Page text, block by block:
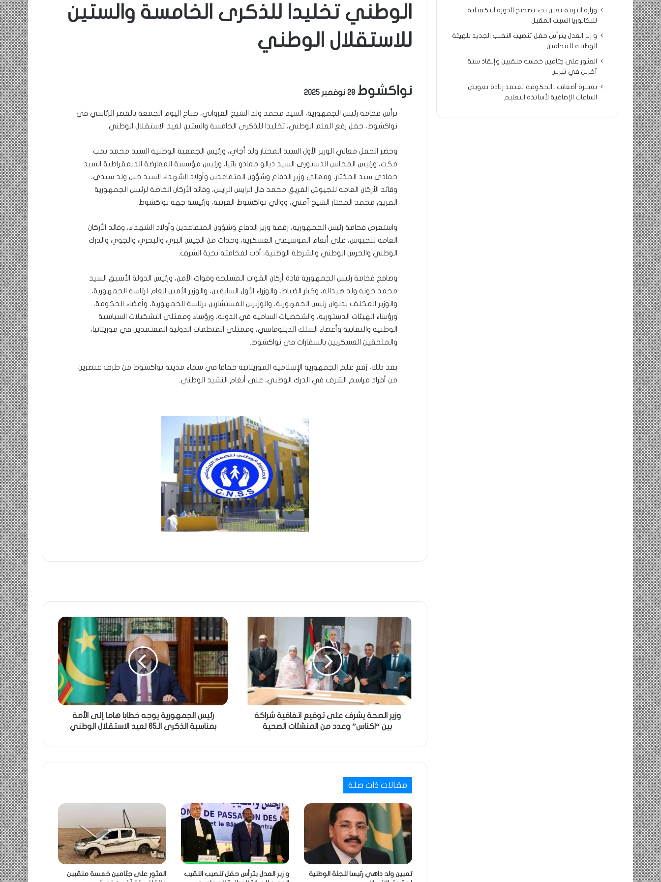
الوطني تخليدا للذكرى الخامسة والستين
للاستقلال الوطني
نواكشوط
ترأس فخامة رئيس الجمهورية، السيد محمد ولد الشيخ الغزواني، صباح اليوم الجمعة بالقصر الرئاسي في
نواكشوط، حفل رفع العلم الوطني، تخليدا للذكرى الخامسة والستين لعيد الاستقلال الوطني.
وحضر الحفل معالي الوزير الأول السيد المختار ولد أجاي، ورئيس الجمعية الوطنية السيد محمد بمب
مكت، ورئيس المجلس الدستوري السيد ديالو ممادو باتيا، ورئيس مؤسسة المعارضة الديمقراطية السيد
حمادي سيد المختار، ومعالي وزير الدفاع وشؤون المتقاعدين وأولاد الشهداء السيد حنن ولد سيدي،
وقائد الأركان العامة للجيوش الفريق محمد فال الرايس الرايس، وقائد الأركان الخاصة لرئيس الجمهورية
الفريق محمد المختار الشيخ آمني، ووالي نواكشوط الغربية، ورئيسة جهة نواكشوط.
واستعرض فخامة رئيس الجمهورية، رفقة وزير الدفاع وشؤون المتقاعدين وأولاد الشهداء، وقائد الأركان
العامة للجيوش، على أنغام الموسيقى العسكرية، وحدات من الجيش البري والبحري والجوي والدرك
الوطني والحرس الوطني والشرطة الوطنية، أدت لفخامته تحية الشرف.
وصافح فخامة رئيس الجمهورية قادة أركان القوات المسلحة وقوات الأمن، ورئيس الدولة الأسبق السيد
محمد خونه ولد هيداله، وكبار الضباط، والوزراء الأول السابقين، والوزير الأمين العام لرئاسة الجمهورية،
والوزير المكلف بديوان رئيس الجمهورية، والوزيرين المستشارين برئاسة الجمهورية، وأعضاء الحكومة،
ورؤساء الهيئات الدستورية، والشخصيات السامية في الدولة، ورؤساء وممثلي التشكيلات السياسية
الوطنية والنقابية وأعضاء السلك الدبلوماسي، وممثلي المنظمات الدولية المعتمدين في موريتانيا،
والملحقين العسكريين بالسفارات في نواكشوط.
بعد ذلك، رُفع علم الجمهورية الإسلامية الموريتانية خفاقا في سماء مدينة نواكشوط من طرف عنصرين
من أفراد مراسم الشرف في الدرك الوطني، على أنغام النشيد الوطني.
وزير الصحة يشرف على توقيع اتفاقية شراكة
بين “اكناس” وعدد من المنشئات الصحية
رئيس الجمهورية يوجه خطابا هاما إلى الأمة
بمناسبة الذكرى الـ65 لعيد الاستقلال الوطني
مقالات ذات صلة
تعيين ولد داهي رئيسا للجنة الوطنية
و زير العدل يترأس حفل تنصيب النقيب
العثور على جثامين خمسة منقبين
وزارة التربية تعلن بدء تصحيح الدورة التكميلية
للبكالوريا السبت المقبل
و زير العدل يترأس حفل تنصيب النقيب الجديد للهيئة
الوطنية للمحامين
العثور على جثامين خمسة منقبين وإنقاذ ستة
آخرين في تيرس
بعشرة أضعاف.. الحكومة تعتمد زيادة تعويض
الساعات الإضافية لأساتذة التعليم